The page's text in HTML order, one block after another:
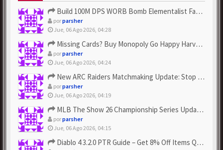
Build 100M DPS WORB Bomb Elementalist Fast - Grab POE Curren...
porparsher
Jue, 06 Ago 2026, 04:28
Missing Cards? Buy Monopoly Go Happy Harvest with Looney Tun...
porparsher
Jue, 06 Ago 2026, 04:24
New ARC Raiders Matchmaking Update: Stop Failed - Grab Bluep...
porparsher
Jue, 06 Ago 2026, 04:19
MLB The Show 26 Championship Series Update! Get Cheap & ...
porparsher
Jue, 06 Ago 2026, 04:15
Diablo 4 3.2.0 PTR Guide – Get 8% Off Items Quickly to Test ...